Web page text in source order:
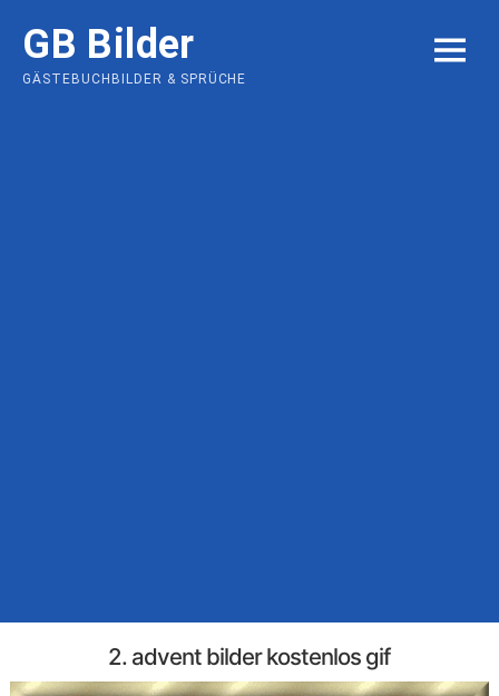
content
GB Bilder
GÄSTEBUCHBILDER & SPRÜCHE
MENU
2. advent bilder kostenlos gif